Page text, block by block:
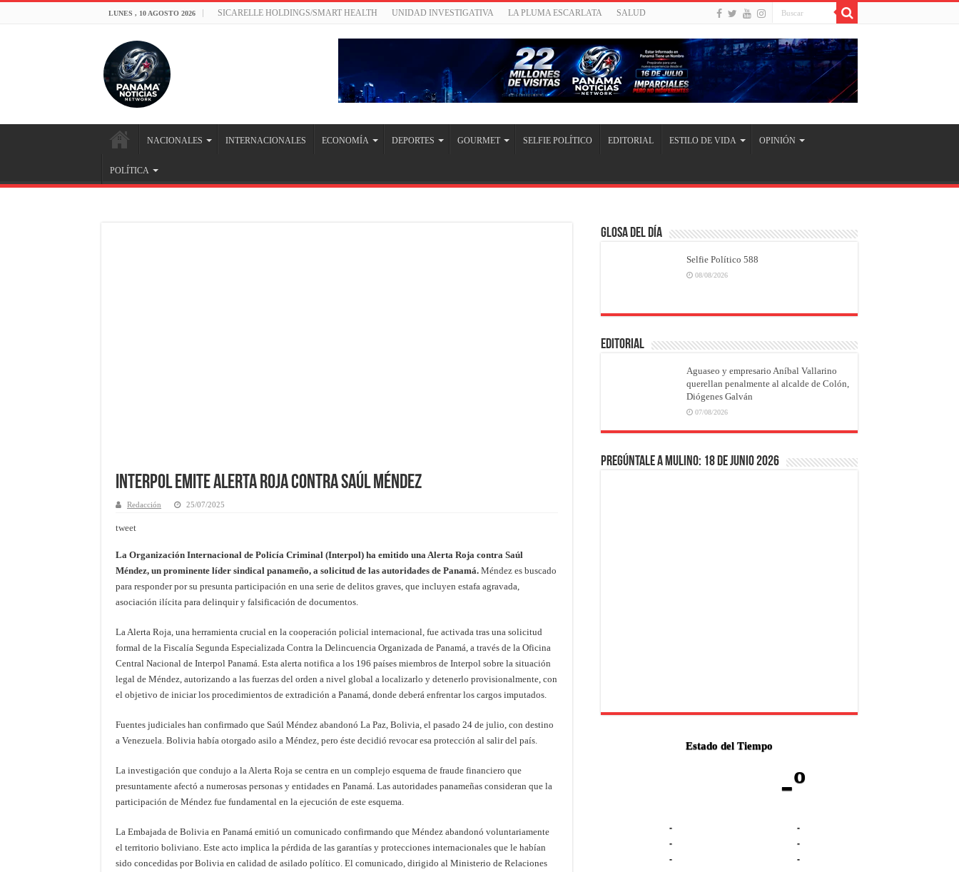
LUNES , 10 AGOSTO 2026 SICARELLE HOLDINGS/SMART HEALTH UNIDAD INVESTIGATIVA LA PLUMA ESCARLATA SALUD
NACIONALES INTERNACIONALES ECONOMÍA DEPORTES GOURMET SELFIE POLÍTICO EDITORIAL ESTILO DE VIDA OPINIÓN
POLÍTICA
Interpol emite Alerta Roja contra Saúl Méndez
Redacción 25/07/2025
tweet
La Organización Internacional de Policía Criminal (Interpol) ha emitido una Alerta Roja contra Saúl
Méndez, un prominente líder sindical panameño, a solicitud de las autoridades de Panamá. Méndez es buscado
para responder por su presunta participación en una serie de delitos graves, que incluyen estafa agravada,
asociación ilícita para delinquir y falsificación de documentos.
La Alerta Roja, una herramienta crucial en la cooperación policial internacional, fue activada tras una solicitud
formal de la Fiscalía Segunda Especializada Contra la Delincuencia Organizada de Panamá, a través de la Oficina
Central Nacional de Interpol Panamá. Esta alerta notifica a los 196 países miembros de Interpol sobre la situación
legal de Méndez, autorizando a las fuerzas del orden a nivel global a localizarlo y detenerlo provisionalmente, con
el objetivo de iniciar los procedimientos de extradición a Panamá, donde deberá enfrentar los cargos imputados.
Fuentes judiciales han confirmado que Saúl Méndez abandonó La Paz, Bolivia, el pasado 24 de julio, con destino
a Venezuela. Bolivia había otorgado asilo a Méndez, pero éste decidió revocar esa protección al salir del país.
La investigación que condujo a la Alerta Roja se centra en un complejo esquema de fraude financiero que
presuntamente afectó a numerosas personas y entidades en Panamá. Las autoridades panameñas consideran que la
participación de Méndez fue fundamental en la ejecución de este esquema.
La Embajada de Bolivia en Panamá emitió un comunicado confirmando que Méndez abandonó voluntariamente
el territorio boliviano. Este acto implica la pérdida de las garantías y protecciones internacionales que le habían
sido concedidas por Bolivia en calidad de asilado político. El comunicado, dirigido al Ministerio de Relaciones
Glosa del Día
Selfie Político 588
08/08/2026
EDITORIAL
Aguaseo y empresario Aníbal Vallarino
querellan penalmente al alcalde de Colón,
Diógenes Galván
07/08/2026
Pregúntale a Mulino: 18 de junio 2026
Estado del Tiempo
-º
-
-
-
-
-
-